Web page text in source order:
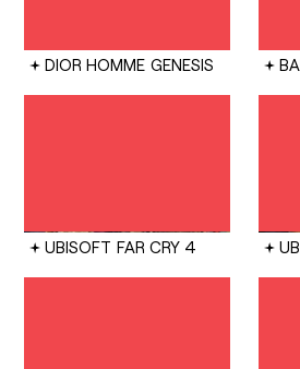
DIOR HOMME GENESIS
UBISOFT FAR CRY 4